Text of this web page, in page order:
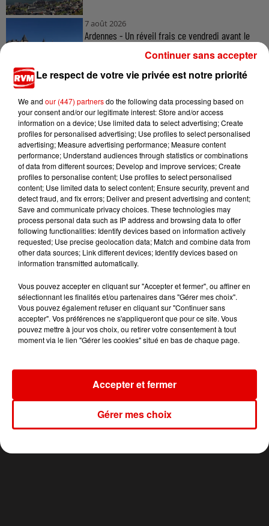
7 août 2026
Ardennes - Un réveil frais ce vendredi avant le
7 août 2026
Ardennes - Woinic, le plus grand sanglier du
monde, fête ses 18 ans
TITRES DIFFUSÉS
Le respect de votre vie privée est notre priorité
We and our (447) partnersdo the following data processing based on
your consent and/or our legitimate interest: Store and/or access
information on a device; Use limited data to select advertising; Create
profiles for personalised advertising; Use profiles to select personalised
advertising; Measure advertising performance; Measure content
performance; Understand audiences through statistics or combinations
of data from different sources; Develop and improve services; Create
profiles to personalise content; Use profiles to select personalised
content; Use limited data to select content; Ensure security, prevent and
detect fraud, and fix errors; Deliver and present advertising and content;
Save and communicate privacy choices. These technologies may
process personal data such as IP address and browsing data to offer
following functionalities: Identify devices based on information actively
requested; Use precise geolocation data; Match and combine data from
other data sources; Link different devices; Identify devices based on
information transmitted automatically.
Vous pouvez accepter en cliquant sur "Accepter et fermer", ou affiner en
sélectionnant les finalités et/ou partenaires dans "Gérer mes choix".
Vous pouvez également refuser en cliquant sur "Continuer sans
accepter". Vos préférences ne s'appliqueront que pour ce site. Vous
pouvez mettre à jour vos choix, ou retirer votre consentement à tout
moment via le lien "Gérer les cookies" situé en bas de chaque page.
Gérer mes choix
Accepter et fermer
Continuer sans accepter